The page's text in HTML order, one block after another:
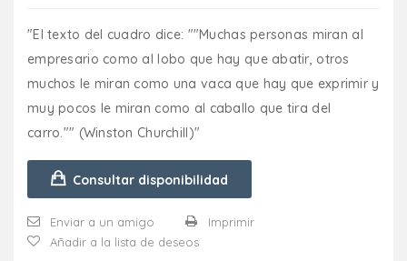
"El texto del cuadro dice: ""Muchas personas miran al
empresario como al lobo que hay que abatir, otros
muchos le miran como una vaca que hay que exprimir y
muy pocos le miran como al caballo que tira del
carro."" (Winston Churchill)"
Consultar disponibilidad
Enviar a un amigo
Imprimir
Añadir a la lista de deseos